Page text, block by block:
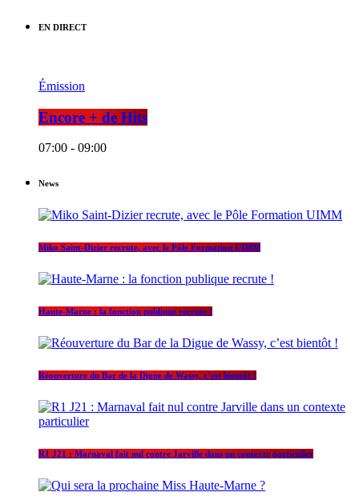
EN DIRECT
Émission
Encore + de Hits
07:00 - 09:00
News
Miko Saint-Dizier recrute, avec le Pôle Formation UIMM
Haute-Marne : la fonction publique recrute !
Réouverture du Bar de la Digue de Wassy, c’est bientôt !
R1 J21 : Marnaval fait nul contre Jarville dans un contexte particulier